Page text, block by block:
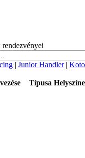
| Junior Handler|
Típusa Helyszíne